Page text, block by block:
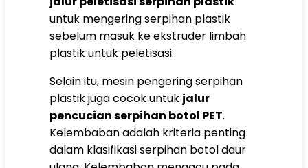
untuk mengering serpihan plastik
sebelum masuk ke ekstruder limbah
plastik untuk peletisasi.
Selain itu, mesin pengering serpihan
plastik juga cocok untuk jalur
pencucian serpihan botol PET.
Kelembaban adalah kriteria penting
dalam klasifikasi serpihan botol daur